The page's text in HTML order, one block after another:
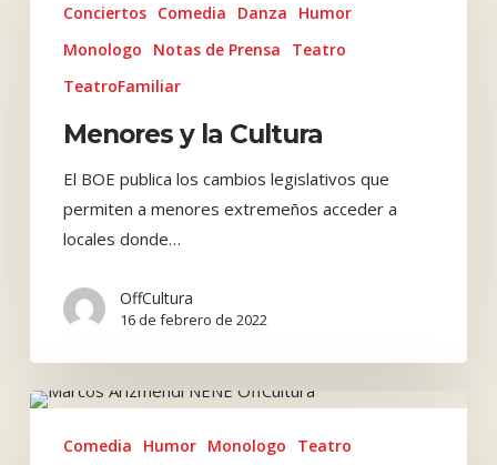
Cultura
Conciertos Comedia Danza
Humor
Monologo
Notas de Prensa
Teatro
TeatroFamiliar
Menores y la Cultura
El BOE publica los cambios legislativos que
permiten a menores extremeños acceder a
locales donde…
OffCultura
16 de febrero de 2022
Próximamente
Comedia Humor Monologo Teatro